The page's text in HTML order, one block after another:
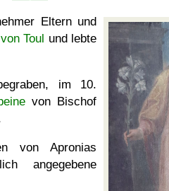
Eltern und
Toul und lebte
im 10.
von Bischof
von Apronias
angegebene